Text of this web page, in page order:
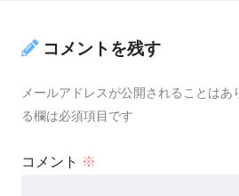
コメントを残す
メールアドレスが公開されることはあ
る欄は必須項目です
コメント ※